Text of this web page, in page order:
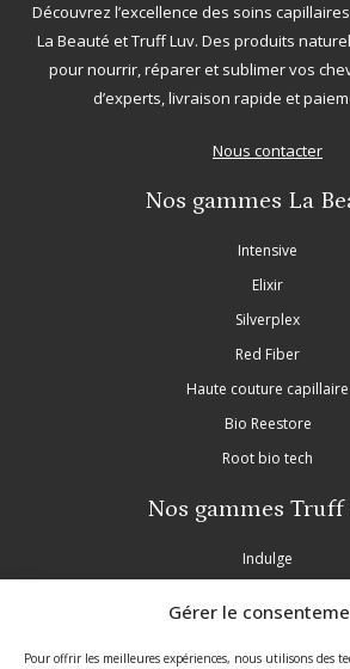
Gérer le
Pour offrir les meilleures expériences, nous utilisons des
Découvrez l’excellence des soins
La Beauté etTruff Luv. Des produits
pour nourrir, réparer et sublimer vos
d’experts, livraison rapide et
Nous contacter
Nos gammes La
Intensive
Elixir
Silverplex
Red Fiber
Haute couture capillaire
Bio Reestore
Root bio tech
Nos gammes Truff
Indulge